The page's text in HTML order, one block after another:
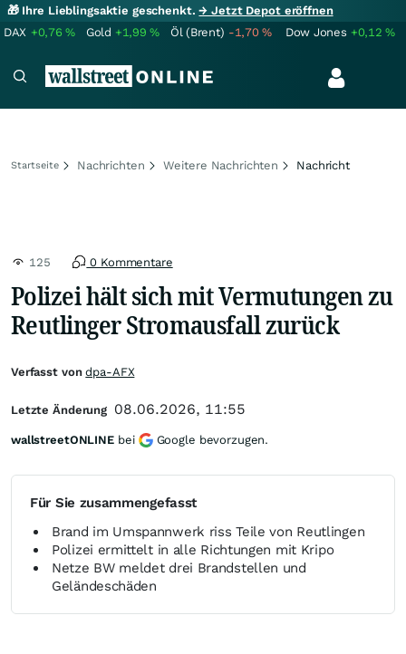
🎁 Ihre Lieblingsaktie geschenkt.→ Jetzt Depot eröffnen
DAX +0,76% Gold +1,99% Öl (Brent) -1,70% Dow Jones +0,12%
Startseite Nachrichten Weitere Nachrichten Nachricht
125 0 Kommentare
Polizei hält sich mit Vermutungen zu
Reutlinger Stromausfall zurück
Für Sie zusammengefasst
Brand im Umspannwerk riss Teile von Reutlingen
Polizei ermittelt in alle Richtungen mit Kripo
Netze BW meldet drei Brandstellen und
Geländeschäden
Verfasst vondpa-AFX
Letzte Änderung 08.06.2026, 11:55
wallstreetONLINE bei Google bevorzugen.